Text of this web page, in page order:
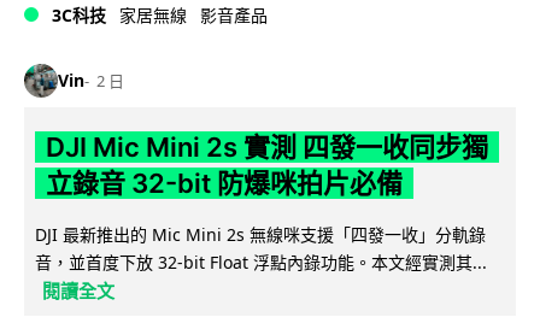
3C科技 家居無線 影音產品
Vin 2 日
DJI Mic Mini 2s 實測 四發一收同步獨
立錄音 32-bit 防爆咪拍片必備
DJI 最新推出的 Mic Mini 2s 無線咪支援「四發一收」分軌錄
音，並首度下放 32-bit Float 浮點內錄功能。本文經實測其...
閱讀全文